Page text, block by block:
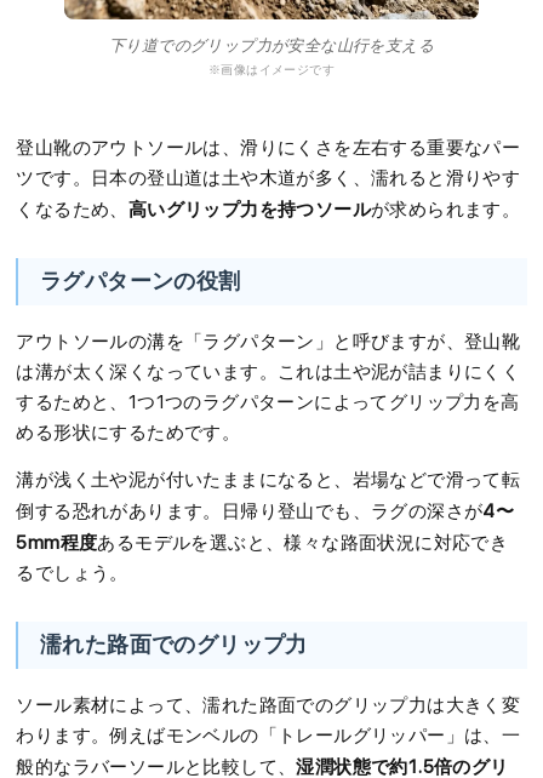
下り道でのグリップ力が安全な山行を支える
※画像はイメージです
登山靴のアウトソールは、滑りにくさを左右する重要なパー
ツです。日本の登山道は土や木道が多く、濡れると滑りやす
くなるため、 高いグリップ力を持つソールが求められます。
ラグパターンの役割
アウトソールの溝を「ラグパターン」と呼びますが、登山靴
は溝が太く深くなっています。これは土や泥が詰まりにくく
するためと、1つ1つのラグパターンによってグリップ力を高
める形状にするためです。
溝が浅く土や泥が付いたままになると、岩場などで滑って転
倒する恐れがあります。日帰り登山でも、ラグの深さが4〜
5mm程度あるモデルを選ぶと、様々な路面状況に対応でき
るでしょう。
濡れた路面でのグリップ力
ソール素材によって、濡れた路面でのグリップ力は大きく変
わります。例えばモンベルの「トレールグリッパー」は、一
般的なラバーソールと比較して、湿潤状態で約1.5倍のグリ